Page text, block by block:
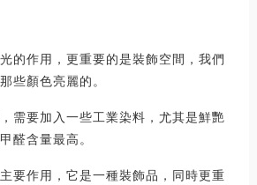
的作用，更重要的是裝飾空間，我們
些顏色亮麗的。
需要加入一些工業染料，尤其是鮮艷
醛含量最高。
要作用，它是一種裝飾品，同時更重